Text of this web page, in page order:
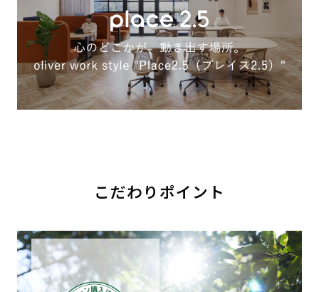
こだわりポイント